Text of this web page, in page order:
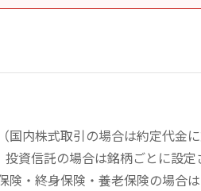
内株式取引の場合は約定代金
資信託の場合は銘柄ごとに設
・終身保険・養老保険の場合